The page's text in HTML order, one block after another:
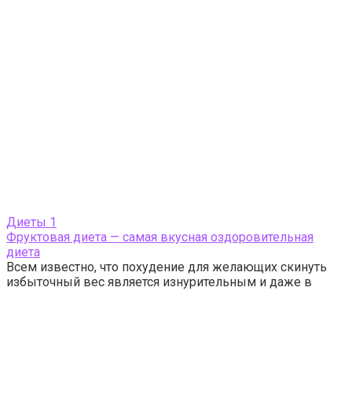
Диеты 1
Фруктовая диета — самая вкусная оздоровительная
диета
Всем известно, что похудение для желающих скинуть
избыточный вес является изнурительным и даже в